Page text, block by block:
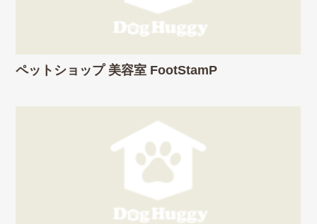
ペットショップ 美容室 FootStamP